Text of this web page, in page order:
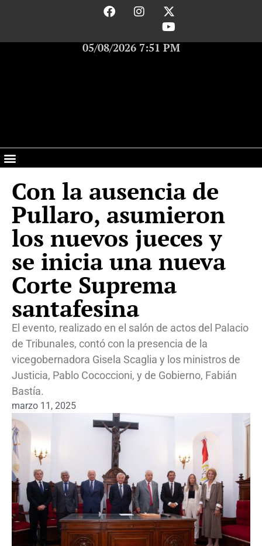
05/08/2026 7:51 PM
Con la ausencia de
Pullaro, asumieron
los nuevos jueces y
se inicia una nueva
Corte Suprema
santafesina
El evento, realizado en el salón de actos del Palacio
de Tribunales, contó con la presencia de la
vicegobernadora Gisela Scaglia y los ministros de
Justicia, Pablo Cococcioni, y de Gobierno, Fabián
Bastía.
marzo 11, 2025